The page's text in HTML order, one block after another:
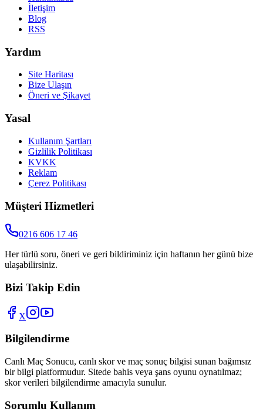
İletişim
Blog
RSS
Yardım
Site Haritası
Bize Ulaşın
Öneri ve Şikayet
Yasal
Kullanım Şartları
Gizlilik Politikası
KVKK
Reklam
Çerez Politikası
Müşteri Hizmetleri
0216 606 17 46
Her türlü soru, öneri ve geri bildiriminiz için haftanın her günü bize
ulaşabilirsiniz.
Bizi Takip Edin
X
Bilgilendirme
Canlı Maç Sonucu, canlı skor ve maç sonuç bilgisi sunan bağımsız
bir bilgi platformudur. Sitede bahis veya şans oyunu oynatılmaz;
skor verileri bilgilendirme amacıyla sunulur.
Sorumlu Kullanım